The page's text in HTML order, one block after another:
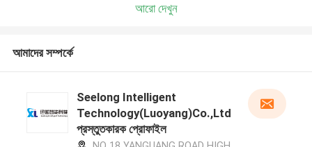
আরো দেখুন
আমাদের সম্পর্কে
Seelong Intelligent
Technology(Luoyang)Co.,Ltd
প্রস্তুতকারক প্রোফাইল